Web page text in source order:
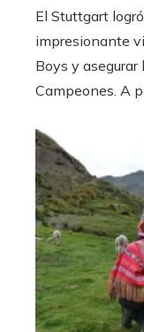
El Stuttgart
impresionante
Boys y
Campeones. A